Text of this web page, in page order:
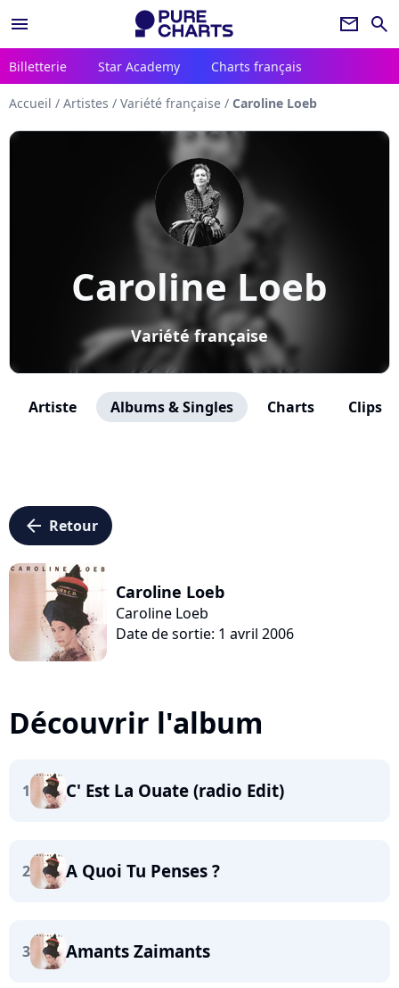
menu newsletter search
Billetterie Star Academy Charts français
Accueil / Artistes / Variété française / Caroline Loeb
Caroline Loeb
Variété française
Artiste Albums & Singles Charts Clips
arrow_left Retour
Caroline Loeb
Caroline Loeb
Date de sortie: 1 avril 2006
Découvrir l'album
1 C' Est La Ouate (radio Edit)
2 A Quoi Tu Penses ?
3 Amants Zaimants